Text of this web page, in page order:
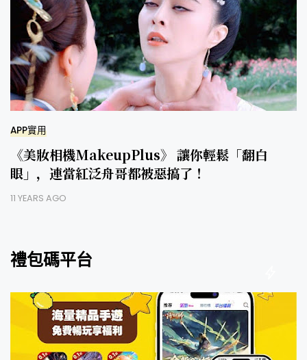
APP實用
《美妝相機MakeupPlus》 讓你輕鬆「翻白
眼」，連當紅泛舟哥都被惡搞了！
11 YEARS AGO
禮包碼平台